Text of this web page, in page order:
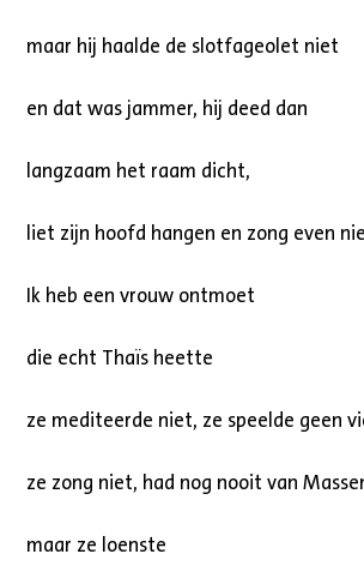
maar hij haalde de slotfageolet niet
en dat was jammer, hij deed dan
langzaam het raam dicht,
liet zijn hoofd hangen en zong even
Ik heb een vrouw ontmoet
die echt Thaïs heette
ze mediteerde niet, ze speelde geen
ze zong niet, had nog nooit van
maar ze loenste